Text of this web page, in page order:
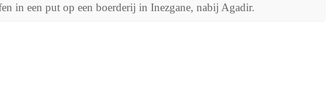
in een put op een boerderij in Inezgane, nabij Agadir.